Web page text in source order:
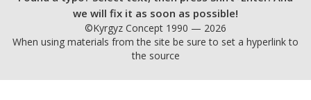
we will fix it as soon as possible!
©Kyrgyz Concept 1990 — 2026
When using materials from the site be sure to set a hyperlink to
the source